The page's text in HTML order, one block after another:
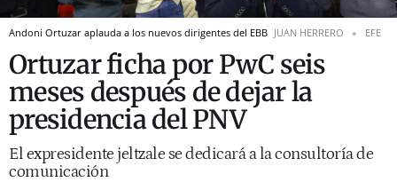
Andoni Ortuzar aplauda a los nuevos dirigentes del EBB JUAN HERRERO EFE
Ortuzar ficha por PwC seis
meses después de dejar la
presidencia del PNV
El expresidente jeltzale se dedicará a la consultoría de
comunicación